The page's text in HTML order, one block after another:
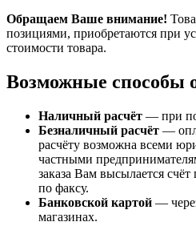
Обращаем Ваше внимание!
позициями, приобретаются при
стоимости товара.
Возможные способы
Наличный расчёт — при
Безналичный расчёт —
расчёту возможна всеми
частными
заказа Вам высылается
по факсу.
Банковской картой —
магазинах.